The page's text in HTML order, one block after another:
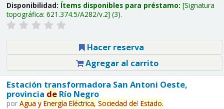
Disponibilidad: Ítems disponibles para préstamo: Signatura
topográfica: 621.374.5/A282/v.2 (3).
Hacer reserva
Agregar al carrito
Estación transformadora San Antoni Oeste,
provincia deRío Negro
por Agua y Energía Eléctrica, Sociedad del Estado.